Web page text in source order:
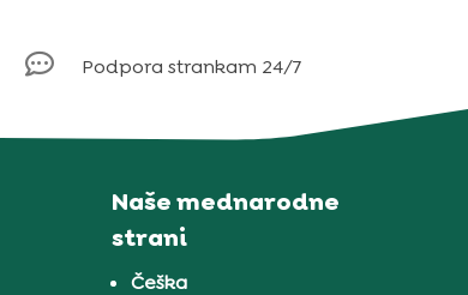
 Podpora strankam 24/7
Naše mednarodne
strani
Češka